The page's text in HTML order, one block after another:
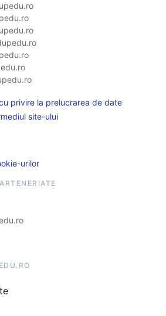
privire la prelucrarea de date
site-ului
urilor